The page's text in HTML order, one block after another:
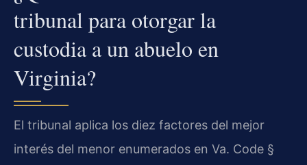
tribunal para otorgar la
custodia a un abuelo en
Virginia?
El tribunal aplica los diez factores del mejor
interés del menor enumerados en Va. Code §